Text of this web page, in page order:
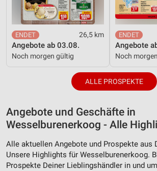
26,5 km
Angebote ab 03.08.
Noch morgen gültig
Angebote
Noch
ALLE PROSPEKTE
Angebote und Geschäfte in
Wesselburenerkoog - Alle
Alle aktuellen Angebote und Prospekte aus
Unsere Highlights für Wesselburenerkoog.
Prospekte Deiner Lieblingshändler in und um
Speichern von oder Zugriff auf
auf einem Endgerät
Verwendung reduzierter Daten zur Auswahl
Werbeanzeigen
Verwendung von Profilen zur Auswahl
Erstellung von Profilen zur
von Inhalten
Verwendung von Profilen zur Auswahl
personalisierter Inhalte